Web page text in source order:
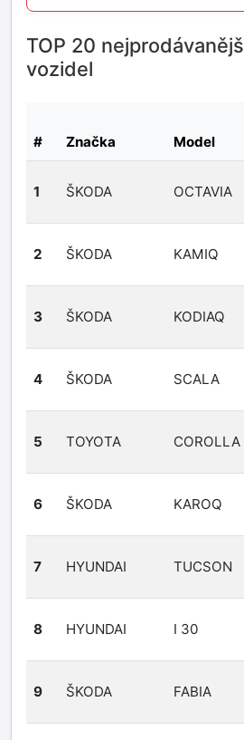
TOP 20
vozidel
# Značka Model
1 ŠKODA OCTAVIA
2 ŠKODA KAMIQ
3 ŠKODA KODIAQ
4 ŠKODA SCALA
5 TOYOTA COROLLA
6 ŠKODA KAROQ
7 HYUNDAI TUCSON
8 HYUNDAI I 30
9 ŠKODA FABIA